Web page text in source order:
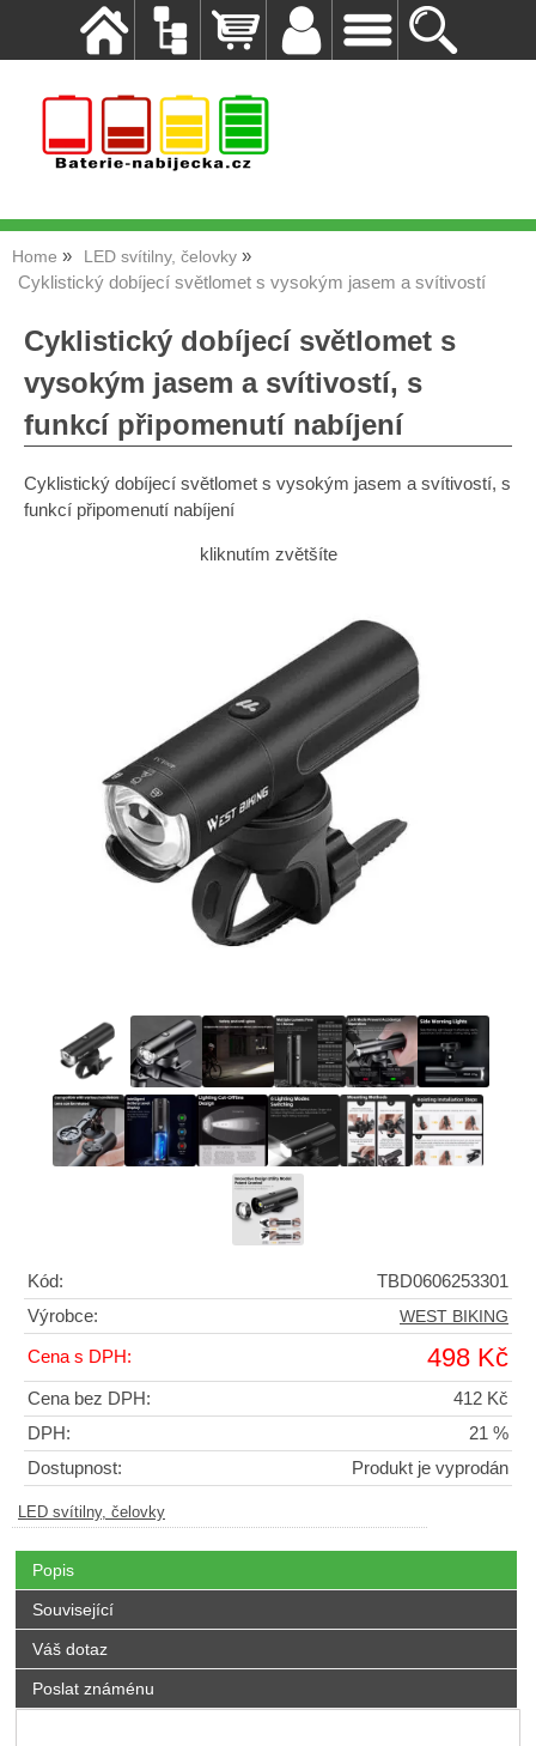
Home LED svítilny, čelovky
Cyklistický dobíjecí světlomet s vysokým jasem a svítivostí
Cyklistický dobíjecí světlomet s
vysokým jasem a svítivostí, s
funkcí připomenutí nabíjení
Cyklistický dobíjecí světlomet s vysokým jasem a svítivostí, s
funkcí připomenutí nabíjení
kliknutím zvětšíte
Kód:
TBD0606253301
Výrobce:
WEST BIKING
Cena s DPH: 498 Kč
Cena bez DPH:
412 Kč
DPH:
21 %
Dostupnost:
Produkt je vyprodán
LED svítilny, čelovky
Popis
Související
Váš dotaz
Poslat známénu